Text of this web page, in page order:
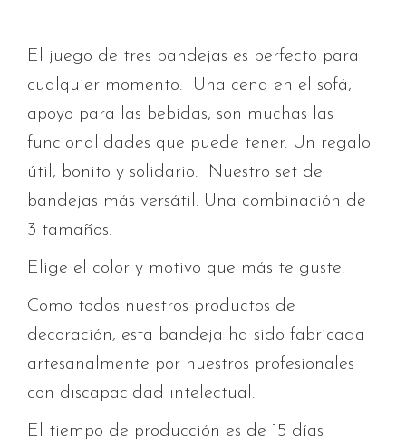
El juego de tres bandejas es perfecto para
cualquier momento. Una cena en el sofá,
apoyo para las bebidas, son muchas las
funcionalidades que puede tener. Un regalo
útil, bonito y solidario. Nuestro set de
bandejas más versátil. Una combinación de
3 tamaños.
Elige el color y motivo que más te guste.
Como todos nuestros productos de
decoración, esta bandeja ha sido fabricada
artesanalmente por nuestros profesionales
con discapacidad intelectual.
El tiempo de producción es de 15 días